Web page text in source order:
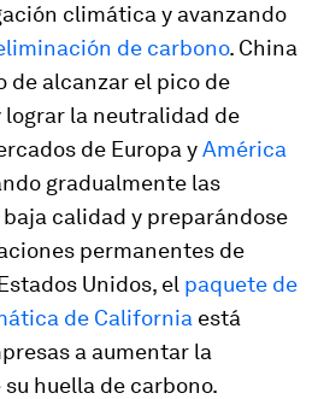
climática y avanzando
de carbono. China
de alcanzar el pico de
lograr la neutralidad de
de Europa yAmérica
gradualmente las
calidad y preparándose
permanentes de
Unidos, el paquete de
de California está
a aumentar la
huella de carbono.